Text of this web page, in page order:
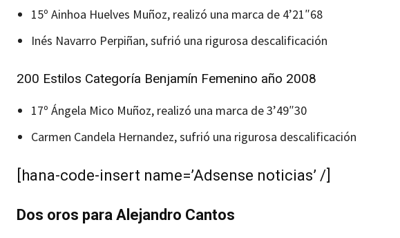
15º Ainhoa Huelves Muñoz, realizó una marca de 4’21″68
Inés Navarro Perpiñan, sufrió una rigurosa descalificación
200 Estilos Categoría Benjamín Femenino año 2008
17º Ángela Mico Muñoz, realizó una marca de 3’49″30
Carmen Candela Hernandez, sufrió una rigurosa descalificación
[hana-code-insert name=’Adsense noticias’ /]
Dos oros para Alejandro Cantos